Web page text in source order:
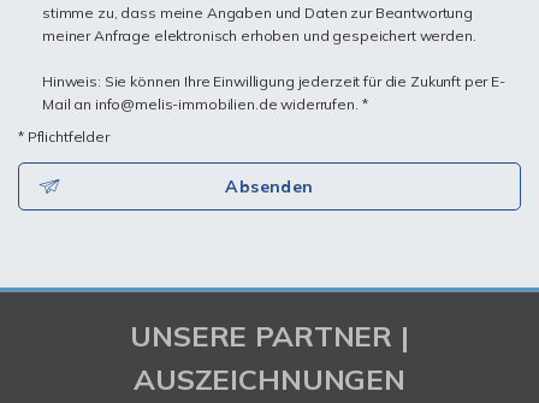
stimme zu, dass meine Angaben und Daten zur Beantwortung
meiner Anfrage elektronisch erhoben und gespeichert werden.
Hinweis: Sie können Ihre Einwilligung jederzeit für die Zukunft per E-
Mail an info@melis-immobilien.de widerrufen. *
* Pflichtfelder
Absenden
UNSERE PARTNER |
AUSZEICHNUNGEN